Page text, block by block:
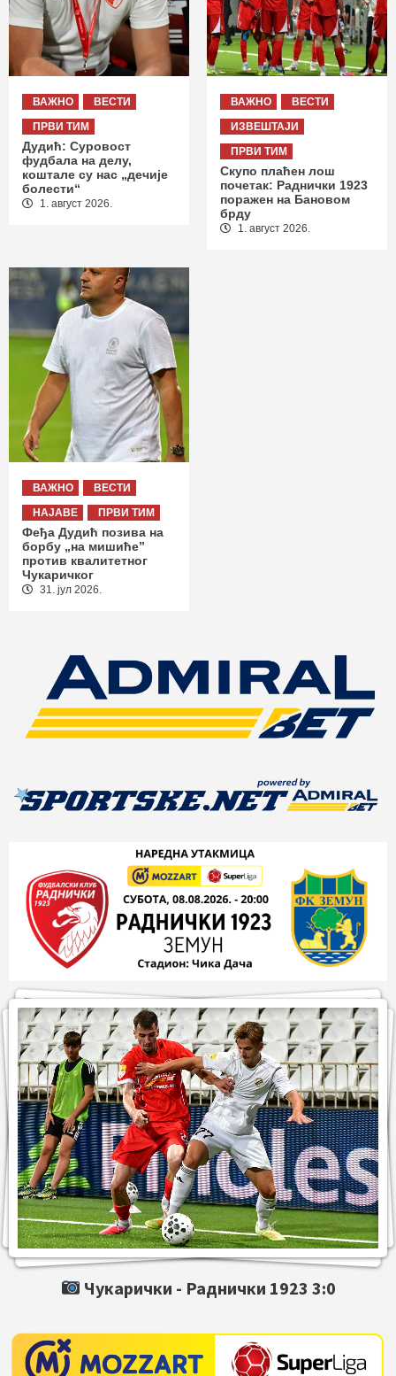
ВАЖНО
ВЕСТИ
ПРВИ ТИМ
Дудић: Суровост
фудбала на делу,
коштале су нас „дечије
болести“
1. август 2026.
ВАЖНО
ВЕСТИ
ИЗВЕШТАЈИ
ПРВИ ТИМ
Скупо плаћен лош
почетак: Раднички 1923
поражен на Бановом
брду
1. август 2026.
ВАЖНО
ВЕСТИ
НАЈАВЕ
ПРВИ ТИМ
Феђа Дудић позива на
борбу „на мишиће”
против квалитетног
Чукаричког
31. јул 2026.
Чукарички - Раднички 1923 3:0